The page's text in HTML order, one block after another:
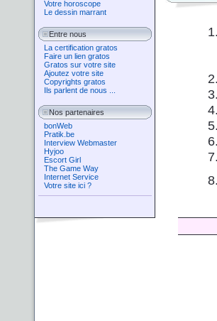
Votre horoscope
Le dessin marrant
Entre nous
La certification gratos
Faire un lien gratos
Gratos sur votre site
Ajoutez votre site
Copyrights gratos
Ils parlent de nous ...
Nos partenaires
bonWeb
Pratik.be
Interview Webmaster
Hyjoo
Escort Girl
The Game Way
Internet Service
Votre site ici ?